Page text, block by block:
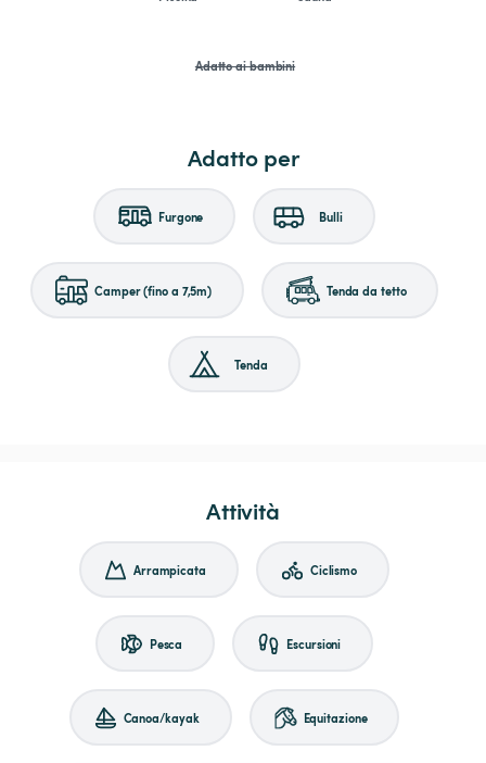
Adatto ai bambini
Adatto per
Furgone Bulli
Camper (fino a 7,5m) Tenda da tetto
Tenda
Attività
Arrampicata Ciclismo
Pesca Escursioni
Canoa/kayak Equitazione